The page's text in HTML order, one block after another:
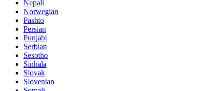
Nepali
Norwegian
Pashto
Persian
Punjabi
Serbian
Sesotho
Sinhala
Slovak
Slovenian